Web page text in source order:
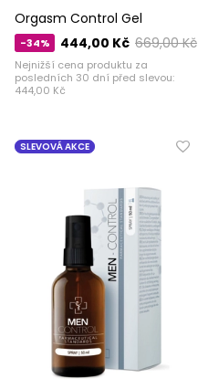
Orgasm Control Gel
-34% 669,00 Kč
444,00 Kč
Nejnižší cena produktu za
posledních 30 dní před slevou:
444,00 Kč
SLEVOVÁ AKCE